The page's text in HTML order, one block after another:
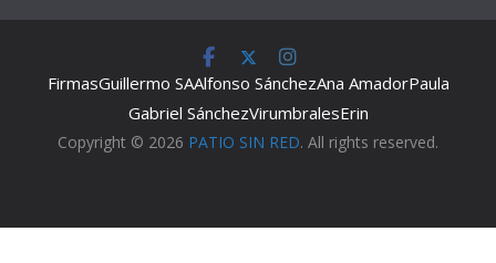
FirmasGuillermo SAAlfonso SánchezAna AmadorPaula
Gabriel SánchezVirumbralesErin
Copyright © 2026 PATIO SIN RED. All rights reserved.